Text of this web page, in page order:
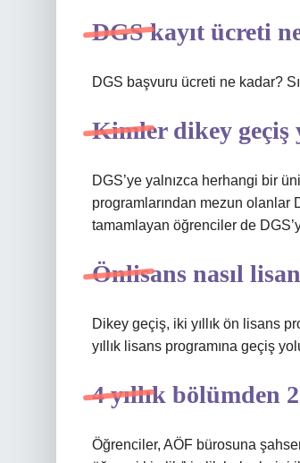
DGS kayıt ücreti
DGS başvuru ücreti ne kadar?
Kimler dikey geçiş
DGS’ye yalnızca herhangi bir
programlarından mezun olanlar
tamamlayan öğrenciler de
Önlisans nasıl
Dikey geçiş, iki yıllık ön lisans
yıllık lisans programına geçiş
4 yıllık bölümden
Öğrenciler, AÖF bürosuna